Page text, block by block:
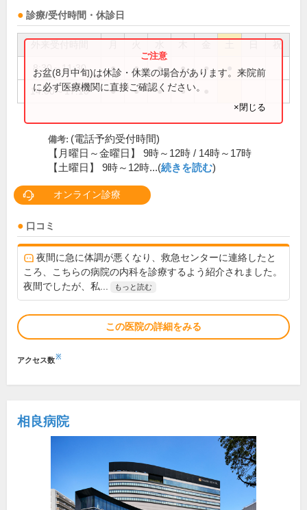
診療/受付時間・休診日
祝
8:30～11:30 ● ● ● ● ●
14:00～17:10 ● ● ● ●
お盆(8月中旬)は休診・休業の場合があります。来院前
に必ず医療機関に直接ご確認ください。
×閉じる
備考: (電話予約受付時間)
【月曜日～金曜日】 9時～12時 / 14時～17時
【土曜日】 9時～12時...(続きを読む)
オンライン診療
口コミ
夜間に急に体調が悪くなり、救急センターに連絡したと
ころ、こちらの病院の内科を診療するよう紹介されました。
夜間でしたが、私...
もっと読む
この医院の詳細をみる
アクセス数※
相良病院